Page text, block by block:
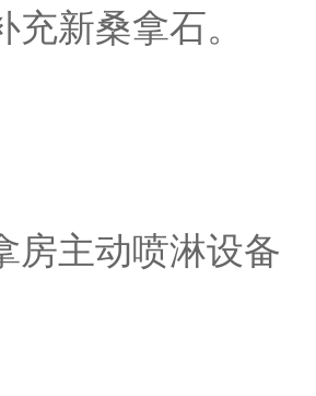
充新桑拿石。
房主动喷淋设备